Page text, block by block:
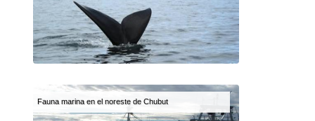
Fauna marina en el noreste de Chubut